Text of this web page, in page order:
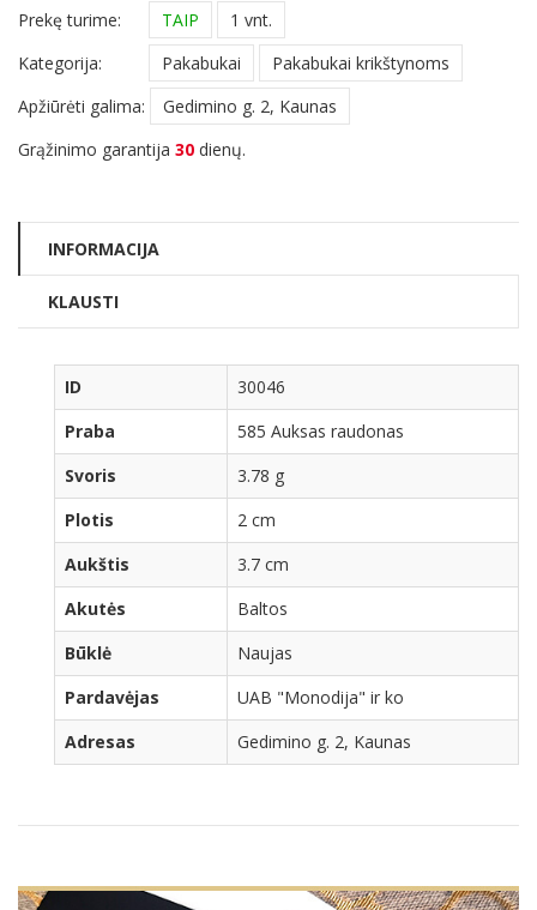
Prekę turime: TAIP
1 vnt.
Kategorija:
Pakabukai
Pakabukai krikštynoms
Apžiūrėti galima:
Gedimino g. 2, Kaunas
Grąžinimo garantija 30 dienų.
INFORMACIJA
KLAUSTI
ID
30046
Praba
585 Auksas raudonas
Svoris
3.78 g
Plotis
2 cm
Aukštis
3.7 cm
Akutės
Baltos
Būklė
Naujas
Pardavėjas
UAB "Monodija" ir ko
Adresas
Gedimino g. 2, Kaunas